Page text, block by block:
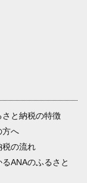
さと納税の特徴
方へ
税の流れ
ANAのふるさと